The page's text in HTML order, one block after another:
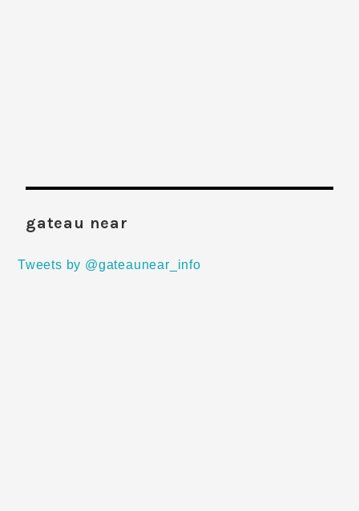
gateau near
Tweets by @gateaunear_info